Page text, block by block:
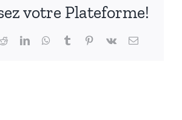
votre Plateforme!
RedditLinkedInWhatsApp
TumblrPinterest
Vk Email